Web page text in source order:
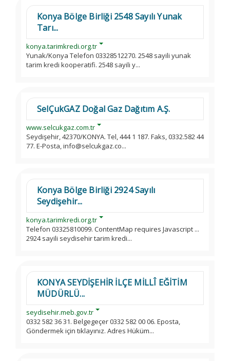
Konya Bölge Birliği 2548 Sayılı Yunak
Tarı...
konya.tarimkredi.org.tr
Yunak/Konya Telefon 03328512270. 2548 sayili yunak
tarim kredi kooperatifi. 2548 sayili y...
SelÇukGAZ Doğal Gaz Dağıtım A.Ş.
www.selcukgaz.com.tr
Seydişehir, 42370/KONYA. Tel, 444 1 187. Faks, 0332.582 44
77. E-Posta, info@selcukgaz.co...
Konya Bölge Birliği 2924 Sayılı
Seydişehir...
konya.tarimkredi.org.tr
Telefon 03325810099. ContentMap requires Javascript ...
2924 sayili seydisehir tarim kredi...
KONYA SEYDİŞEHİR İLÇE MİLLÎ EĞİTİM
MÜDÜRLÜ...
seydisehir.meb.gov.tr
0332 582 36 31. Belgegeçer 0332 582 00 06. Eposta,
Göndermek için tıklayınız. Adres Hüküm...